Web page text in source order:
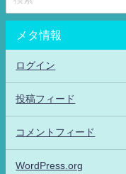
メタ情報
ログイン
投稿フィード
コメントフィード
WordPress.org